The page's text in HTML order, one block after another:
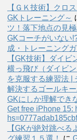
【ＧＫ技術】クロ
GKトレーニング～
ツ！落下地点の見
GKコーチがいない
成・トレーニング
【GK技術】ダイ
横っ飛び（ダイビ
を克服する練習法 |
解決するゴールキ
GKにしか理解でき
Get free iPhone 15:
【GKが絶対跳べ
グ練習１５選！
に